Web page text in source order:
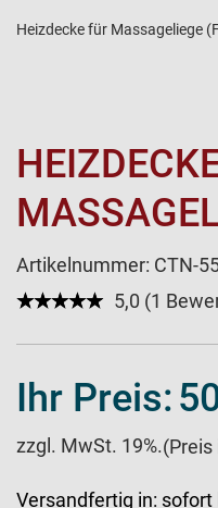
Heizdecke für Massageliege
Artikelnummer: CTN-
★★★★★
☆☆☆☆☆ 5,0 (1
Ihr Preis:
zzgl. MwSt. 19%.(Preis
Versandfertig in: sofort